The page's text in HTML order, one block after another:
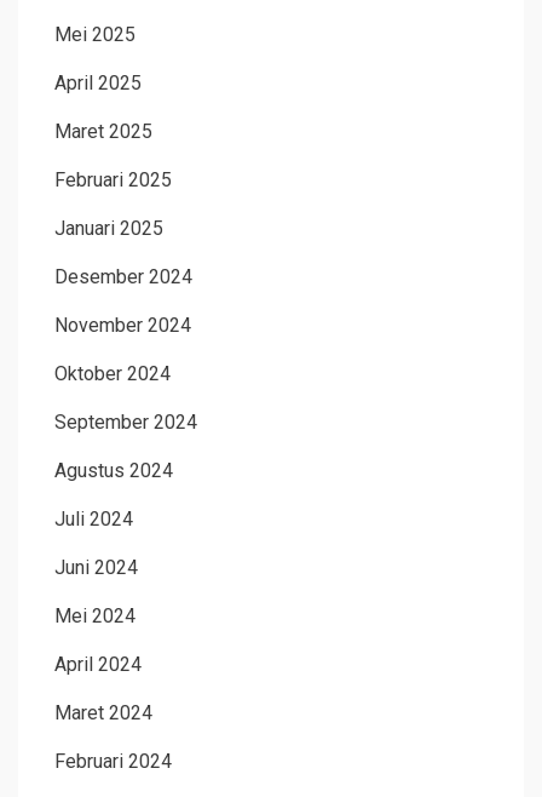
Mei 2025
April 2025
Maret 2025
Februari 2025
Januari 2025
Desember 2024
November 2024
Oktober 2024
September 2024
Agustus 2024
Juli 2024
Juni 2024
Mei 2024
April 2024
Maret 2024
Februari 2024